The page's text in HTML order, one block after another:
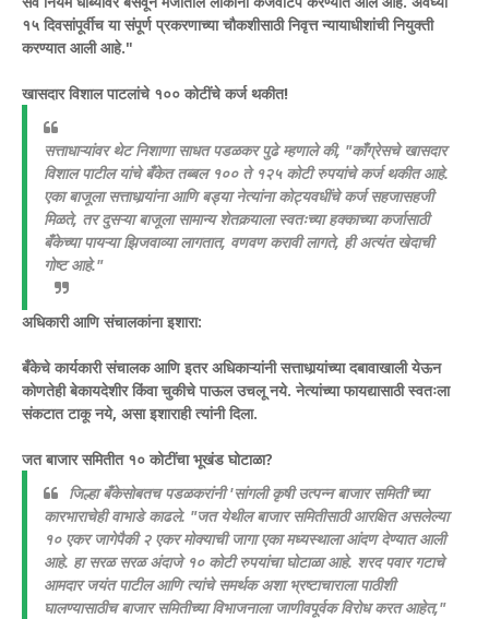
१५ दिवसांपूर्वीच या संपूर्ण प्रकरणाच्या चौकशीसाठी निवृत्त न्यायाधीशांची नियुक्ती
करण्यात आली आहे."
​खासदार विशाल पाटलांचे १०० कोटींचे कर्ज थकीत!
​सत्ताधाऱ्यांवर थेट निशाणा साधत पडळकर पुढे म्हणाले की, "काँग्रेसचे खासदार
विशाल पाटील यांचे बँकेत तब्बल १०० ते १२५ कोटी रुपयांचे कर्ज थकीत आहे.
एका बाजूला सत्ताधार्‍यांना आणि बड्या नेत्यांना कोट्यवधींचे कर्ज सहजासहजी
मिळते, तर दुसऱ्या बाजूला सामान्य शेतकर्‍याला स्वतःच्या हक्काच्या कर्जासाठी
बँकेच्या पायऱ्या झिजवाव्या लागतात, वणवण करावी लागते, ही अत्यंत खेदाची
गोष्ट आहे."
​अधिकारी आणि संचालकांना इशारा:
बँकेचे कार्यकारी संचालक आणि इतर अधिकाऱ्यांनी सत्ताधार्‍यांच्या दबावाखाली येऊन
कोणतेही बेकायदेशीर किंवा चुकीचे पाऊल उचलू नये. नेत्यांच्या फायद्यासाठी स्वतःला
संकटात टाकू नये, असा इशाराही त्यांनी दिला.
​जत बाजार समितीत १० कोटींचा भूखंड घोटाळा?
​जिल्हा बँकेसोबतच पडळकरांनी 'सांगली कृषी उत्पन्न बाजार समिती'च्या
कारभाराचेही वाभाडे काढले. "जत येथील बाजार समितीसाठी आरक्षित असलेल्या
१० एकर जागेपैकी २ एकर मोक्याची जागा एका मध्यस्थाला आंदण देण्यात आली
आहे. हा सरळ सरळ अंदाजे १० कोटी रुपयांचा घोटाळा आहे. शरद पवार गटाचे
आमदार जयंत पाटील आणि त्यांचे समर्थक अशा भ्रष्टाचाराला पाठीशी
घालण्यासाठीच बाजार समितीच्या विभाजनाला जाणीवपूर्वक विरोध करत आहेत,"